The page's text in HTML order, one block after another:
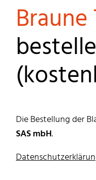
Die Bestellung der
SAS mbH.